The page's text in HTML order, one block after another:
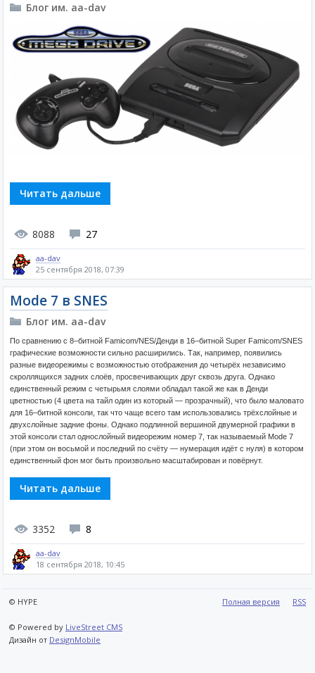
Блог им. aa-dav
Читать дальше
8088 27
aa-dav
25 сентября 2018, 07:39
Mode 7 в SNES
Блог им. aa-dav
По сравнению с 8–битной Famicom/NES/Денди в 16–битной Super Famicom/SNES
графические возможности сильно расширились. Так, например, появились
разные видеорежимы с возможностью отображения до четырёх независимо
скроллящихся задних слоёв, просвечивающих друг сквозь друга. Однако
единственный режим с четырьмя слоями обладал такой же как в Денди
цветностью (4 цвета на тайл один из который — прозрачный), что было маловато
для 16–битной консоли, так что чаще всего там использовались трёхслойные и
двухслойные задние фоны. Однако подлинной вершиной двумерной графики в
этой консоли стал однослойный видеорежим номер 7, так называемый Mode 7
(при этом он восьмой и последний по счёту — нумерация идёт с нуля) в котором
единственный фон мог быть произвольно масштабирован и повёрнут.
Читать дальше
3352 8
aa-dav
18 сентября 2018, 10:45
Полная версия RSS
© HYPE
© Powered by LiveStreet CMS
Дизайн от DesignMobile